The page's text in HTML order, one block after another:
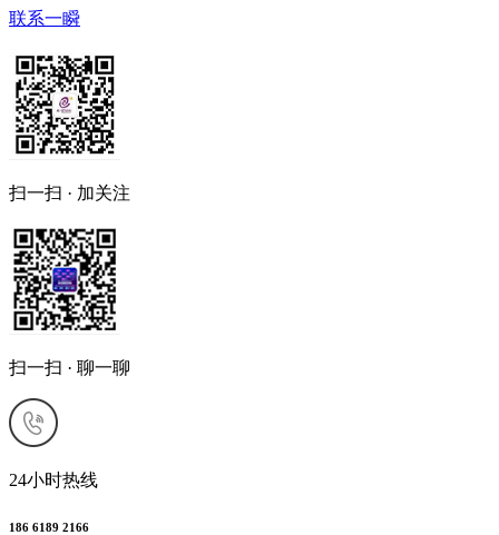
联系一瞬
扫一扫 · 加关注
扫一扫 · 聊一聊
24小时热线
186 6189 2166